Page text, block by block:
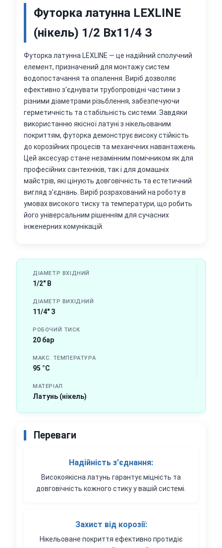
Футорка латунна LEXLINE
(нікель) 1/2 Вх11/4 З
Футорка латунна LEXLINE — це надійний сполучний
елемент, призначений для монтажу систем
водопостачання та опалення. Виріб дозволяє
ефективно з'єднувати трубопровідні частини з
різними діаметрами різьблення, забезпечуючи
герметичність та стабільність системи. Завдяки
використанню якісної латуні з нікельованим
покриттям, футорка демонструє високу стійкість
до корозійних процесів та механічних навантажень.
Цей аксесуар стане незамінним помічником як для
професійних сантехніків, так і для домашніх
майстрів, які цінують довговічність та естетичний
вигляд з'єднань. Виріб розрахований на роботу в
умовах високого тиску та температури, що робить
його універсальним рішенням для сучасних
інженерних комунікацій.
ДІАМЕТР ВХІДНИЙ
1/2" В
ДІАМЕТР ВИХІДНИЙ
11/4" З
РОБОЧИЙ ТИСК
20 бар
МАКС. ТЕМПЕРАТУРА
95 °C
МАТЕРІАЛ
Латунь (нікель)
Переваги
Надійність з'єднання:
Високоякісна латунь гарантує міцність та
довговічність кожного стику у вашій системі.
Захист від корозії:
Нікельоване покриття ефективно протидіє